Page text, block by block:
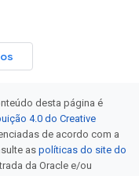
desta página é
4.0 do Creative
de acordo com a
aspolíticas do site do
da Oracle e/ou